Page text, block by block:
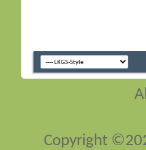
Copyright